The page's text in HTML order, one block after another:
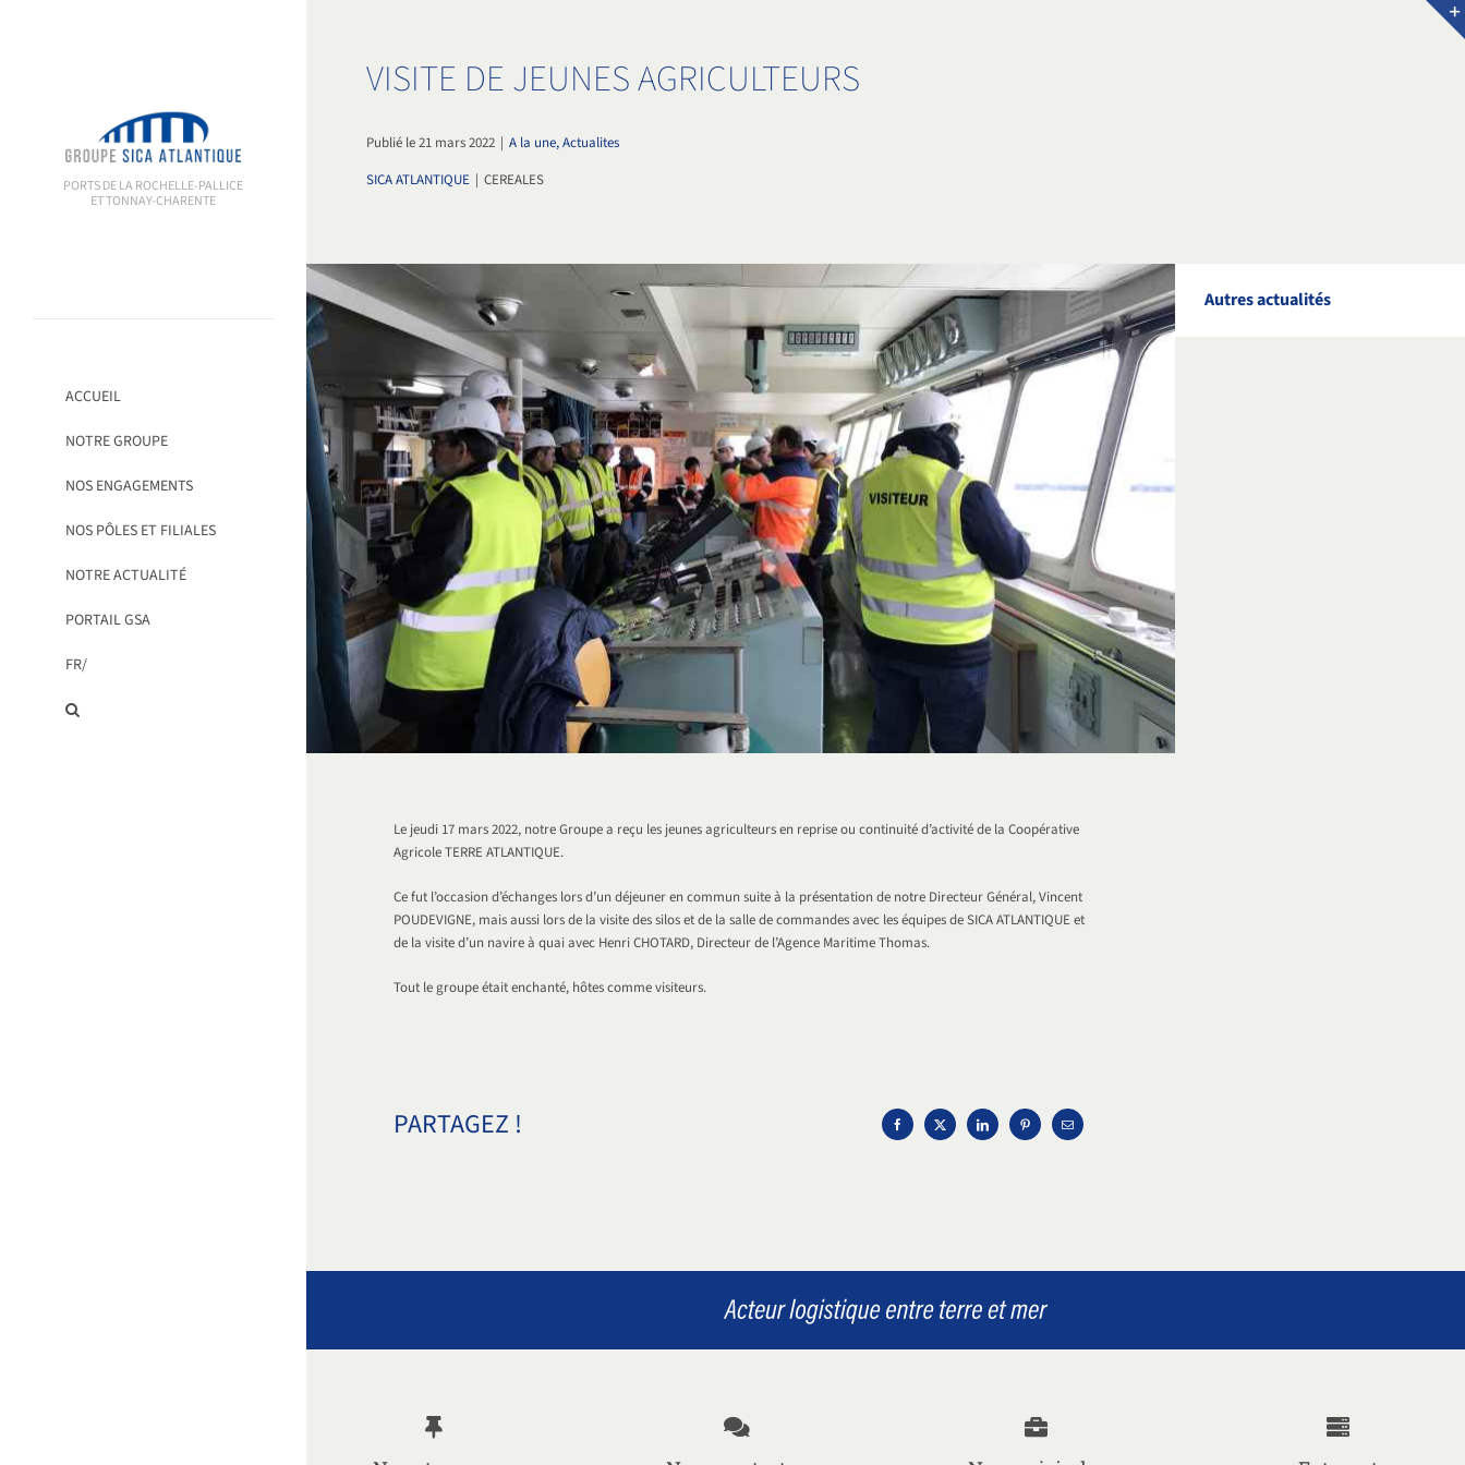
PORTS DE LA ROCHELLE-PALLICE
ET TONNAY-CHARENTE
ACCUEIL
NOTRE GROUPE
NOS ENGAGEMENTS
NOS PÔLES ET FILIALES
NOTRE ACTUALITÉ
PORTAIL GSA
FR/
VISITE DE JEUNES AGRICULTEURS
Publié le 21 mars 2022 | A la une, Actualites
SICA ATLANTIQUE | CEREALES
Le jeudi 17 mars 2022, notre Groupe a reçu les jeunes agriculteurs en reprise ou continuité d’activité de la Coopérative
Agricole TERRE ATLANTIQUE.
Ce fut l’occasion d’échanges lors d’un déjeuner en commun suite à la présentation de notre Directeur Général, Vincent
POUDEVIGNE, mais aussi lors de la visite des silos et de la salle de commandes avec les équipes de SICA ATLANTIQUE et
de la visite d’un navire à quai avec Henri CHOTARD, Directeur de l’Agence Maritime Thomas.
Tout le groupe était enchanté, hôtes comme visiteurs.
PARTAGEZ !
Autres actualités